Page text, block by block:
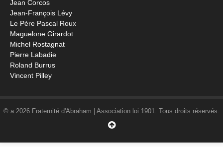
Jean Corcos
Jean-François Lévy
Le Père Pascal Roux
Maguelone Girardot
Michel Rostagnat
Pierre Labadie
Roland Burrus
Vincent Pilley
© a 2026 Fraternité d'Abraham | Association loi 1901. Tous droits réservés.